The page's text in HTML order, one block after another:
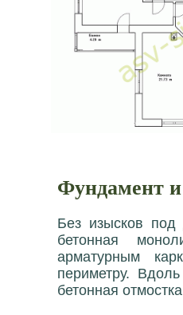
Фундамент
Без изысков
бетонная
арматурным
периметру.
бетонная